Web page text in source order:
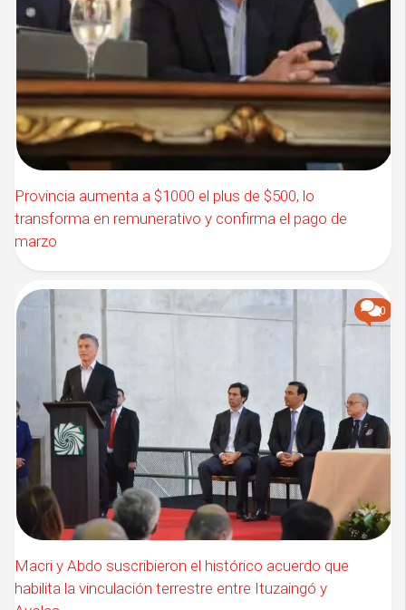
Provincia aumenta a $1000 el plus de $500, lo
transforma en remunerativo y confirma el pago de
marzo
0
Macri y Abdo suscribieron el histórico acuerdo que
habilita la vinculación terrestre entre Ituzaingó y